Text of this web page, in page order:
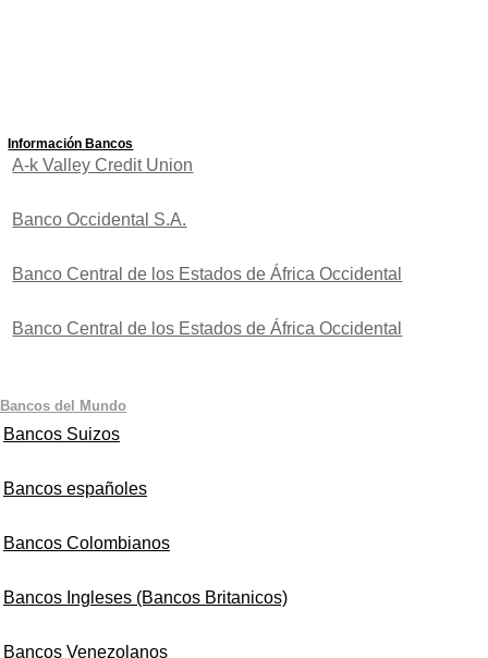
Información Bancos
A-k Valley Credit Union
Banco Occidental S.A.
Banco Central de los Estados de África Occidental
Banco Central de los Estados de África Occidental
Bancos del Mundo
Bancos Suizos
Bancos españoles
Bancos Colombianos
Bancos Ingleses (Bancos Britanicos)
Bancos Venezolanos